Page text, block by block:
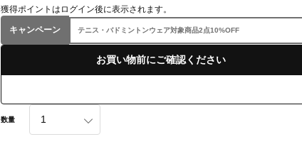
獲得ポイントはログイン後に表示されます。
キャンペーン テニス・バドミントンウェア対象商品2点10%OFF
お買い物前にご確認ください
数量